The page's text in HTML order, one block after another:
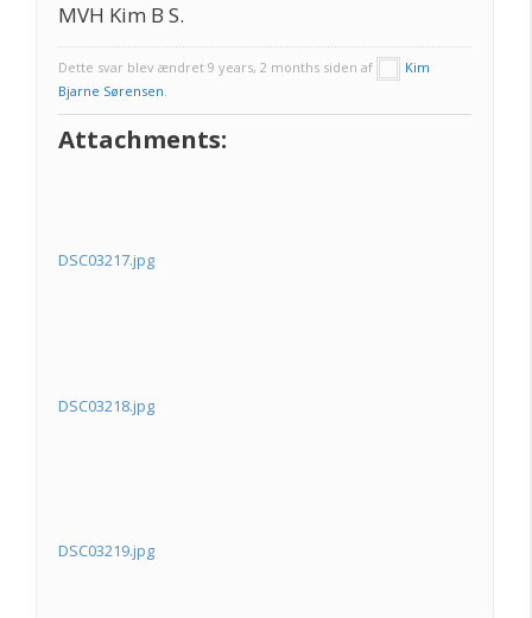
MVH Kim B S.
Dette svar blev ændret 9 years, 2 months siden af
Kim
Bjarne Sørensen.
Attachments:
DSC03217.jpg
DSC03218.jpg
DSC03219.jpg